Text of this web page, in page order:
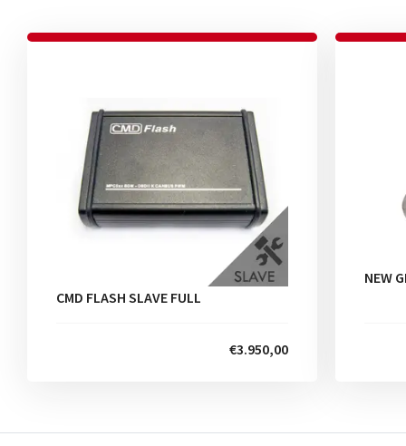
CMD FLASH SLAVE FULL
€3.950,00
NEW